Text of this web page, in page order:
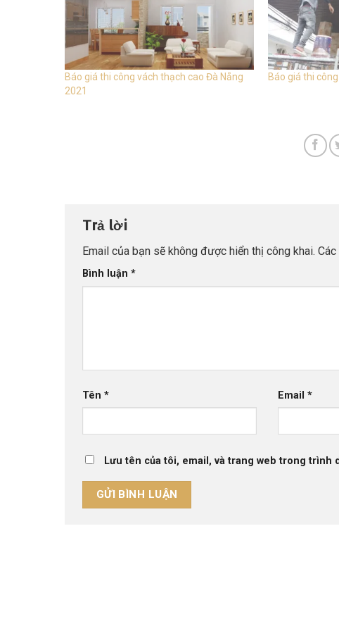
Báo giá thi công vách thạch cao Đà Nẵng
2021
Báo giá thi
Trả lời
Email của bạn sẽ không được hiển thị công khai.
Bình luận *
Tên * Email*
Lưu tên của tôi, email, và trang web trong trình